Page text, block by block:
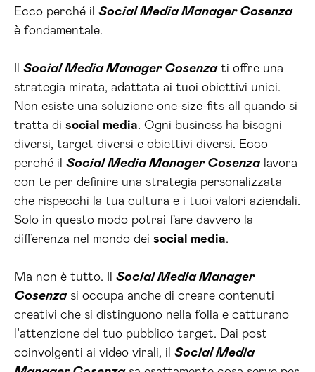
Ecco perché il Social Media Manager Cosenza
è fondamentale.
Social Media Manager Cosenzati offre una
strategia mirata, adattata ai tuoi obiettivi unici.
Non esiste una soluzione one-size-fits-all quando si
tratta di social media. Ogni business ha bisogni
diversi, target diversi e obiettivi diversi. Ecco
perché il Social Media Manager Cosenzalavora
con te per definire una strategia personalizzata
che rispecchi la tua cultura e i tuoi valori aziendali.
Solo in questo modo potrai fare davvero la
differenza nel mondo dei social media.
Ma non è tutto. Il Social Media Manager
Cosenzasi occupa anche di creare contenuti
creativi che si distinguono nella folla e catturano
l’attenzione del tuo pubblico target. Dai post
coinvolgenti ai video virali, il Social Media